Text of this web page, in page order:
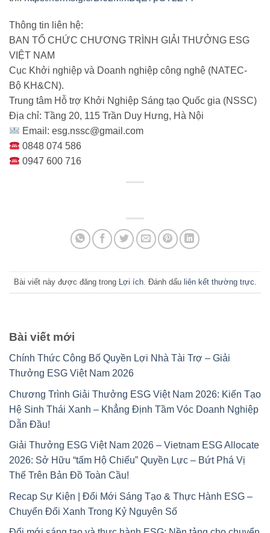
Thông tin liên hệ:
BAN TỔ CHỨC CHƯƠNG TRÌNH GIẢI THƯỞNG ESG
VIỆT NAM
Cục Khởi nghiệp và Doanh nghiệp công nghệ (NATEC-
Bộ KH&CN).
Trung tâm Hỗ trợ Khởi Nghiệp Sáng tạo Quốc gia (NSSC)
Địa chỉ: Tầng 20, 115 Trần Duy Hưng, Hà Nội
Email: esg.nssc@gmail.com
0848 074 586
0947 600 716
Bài viết này được đăng trong Lợi ích. Đánh dấu liên kết thường trực
Bài viết mới
Chính Thức Công Bố Quyền Lợi Nhà Tài Trợ – Giải
Thưởng ESG Việt Nam 2026
Chương Trình Giải Thưởng ESG Việt Nam 2026: Kiến Tạo
Hệ Sinh Thái Xanh – Khẳng Định Tầm Vóc Doanh Nghiệp
Dẫn Đầu!
Giải Thưởng ESG Việt Nam 2026 – Vietnam ESG Allocate
2026: Sở Hữu “tấm Hộ Chiếu” Quyền Lực – Bứt Phá Vị
Thế Trên Bản Đồ Toàn Cầu!
Recap Sự Kiện | Đổi Mới Sáng Tạo & Thực Hành ESG –
Chuyển Đổi Xanh Trong Kỷ Nguyên Số